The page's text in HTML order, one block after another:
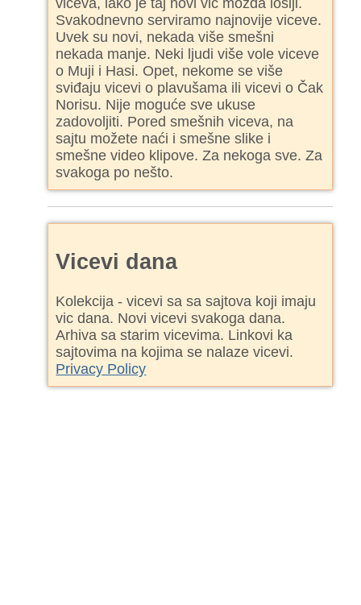
viceva, iako je taj novi vic možda lošiji.
Svakodnevno serviramo najnovije viceve.
Uvek su novi, nekada više smešni
nekada manje. Neki ljudi više vole viceve
o Muji i Hasi. Opet, nekome se više
sviđaju vicevi o plavušama ili vicevi o Čak
Norisu. Nije moguće sve ukuse
zadovoljiti. Pored smešnih viceva, na
sajtu možete naći i smešne slike i
smešne video klipove. Za nekoga sve. Za
svakoga po nešto.
Vicevi dana
Kolekcija - vicevi sa sa sajtova koji imaju
vic dana. Novi vicevi svakoga dana.
Arhiva sa starim vicevima. Linkovi ka
sajtovima na kojima se nalaze vicevi.
Privacy Policy